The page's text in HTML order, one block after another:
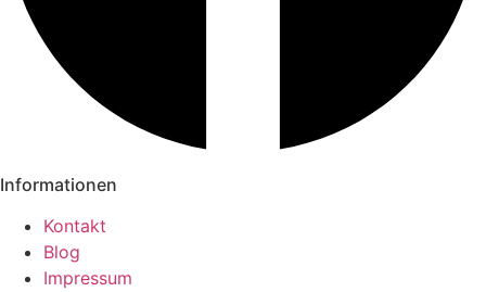
Informationen
Kontakt
Blog
Impressum